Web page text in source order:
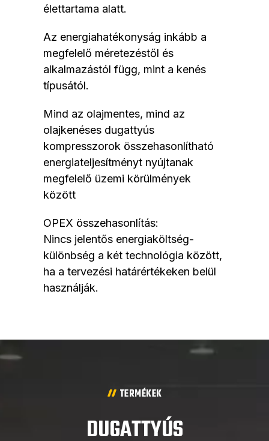
élettartama alatt.
Az energiahatékonyság inkább a
megfelelő méretezéstől és
alkalmazástól függ, mint a kenés
típusától.
Mind az olajmentes, mind az
olajkenéses dugattyús
kompresszorok összehasonlítható
energiateljesítményt nyújtanak
megfelelő üzemi körülmények
között
OPEX összehasonlítás:
Nincs jelentős energiaköltség-
különbség a két technológia között,
ha a tervezési határértékeken belül
használják.
TERMÉKEK
DUGATTYÚS